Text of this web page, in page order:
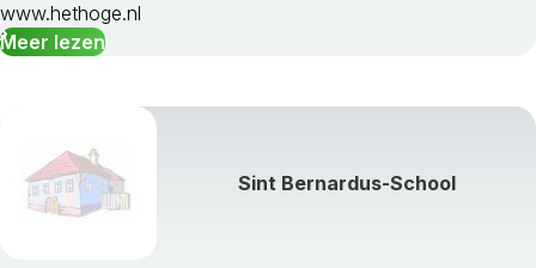
www.hethoge.nl
Meer lezen
Sint Bernardus-School